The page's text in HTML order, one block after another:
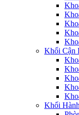
Khối Cận
Khối